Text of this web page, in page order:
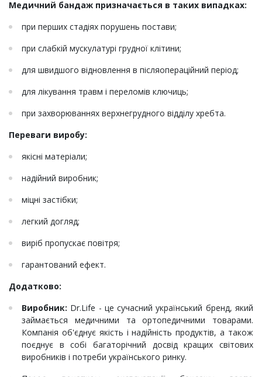
Медичний бандаж призначається в таких випадках:
при перших стадіях порушень постави;
при слабкій мускулатурі грудної клітини;
для швидшого відновлення в післяопераційний період;
для лікування травм і переломів ключиць;
при захворюваннях верхнегрудного відділу хребта.
Переваги виробу:
якісні матеріали;
надійний виробник;
міцні застібки;
легкий догляд;
виріб пропускає повітря;
гарантований ефект.
Додатково:
Виробник: Dr.Life - це сучасний український бренд, який
займається медичними та ортопедичними товарами.
Компанія об'єднує якість і надійність продуктів, а також
поєднує в собі багаторічний досвід кращих світових
виробників і потреби українського ринку.